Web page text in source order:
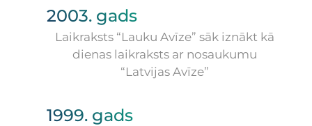
2003. gads
Laikraksts “Lauku Avīze” sāk iznākt kā
dienas laikraksts ar nosaukumu
“Latvijas Avīze”
1999. gads